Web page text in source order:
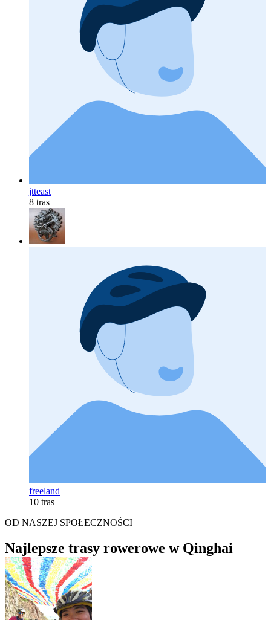
jtteast
8 tras
freeland
10 tras
OD NASZEJ SPOŁECZNOŚCI
Najlepsze trasy rowerowe w Qinghai